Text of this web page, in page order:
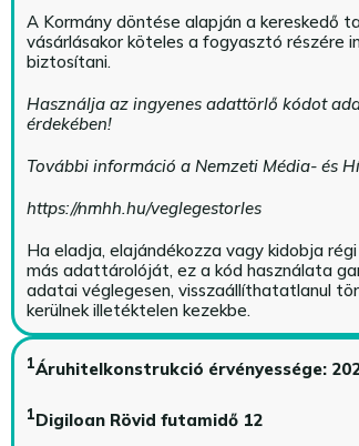
A Kormány döntése alapján a kereskedő
vásárlásakor köteles a fogyasztó részére
biztosítani.
Használja az ingyenes adattörlő kódot
érdekében!
További információ a Nemzeti Média- és
https://nmhh.hu/veglegestorles
Ha eladja, elajándékozza vagy kidobja
más adattárolóját, ez a kód használata
adatai véglegesen, visszaállíthatatlanul
kerülnek illetéktelen kezekbe.
1Áruhitelkonstrukció érvényessége:
1Digiloan Rövid futamidő 12